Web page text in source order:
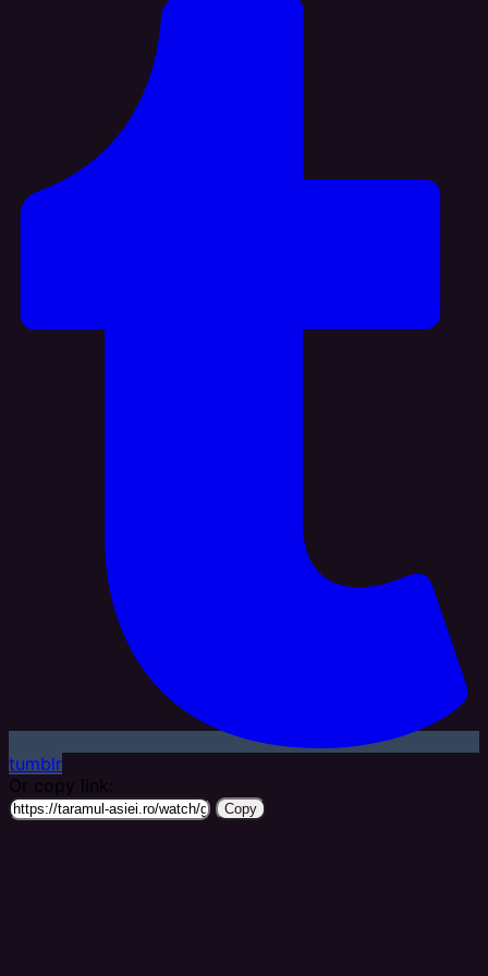
tumblr
Or copy link:
Copy